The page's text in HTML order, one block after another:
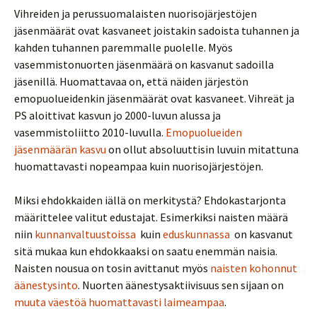
Vihreiden ja perussuomalaisten nuorisojärjestöjen
jäsenmäärät ovat kasvaneet joistakin sadoista tuhannen ja
kahden tuhannen paremmalle puolelle. Myös
vasemmistonuorten jäsenmäärä on kasvanut sadoilla
jäsenillä. Huomattavaa on, että näiden järjestön
emopuolueidenkin jäsenmäärät ovat kasvaneet. Vihreät ja
PS aloittivat kasvun jo 2000-luvun alussa ja
vasemmistoliitto 2010-luvulla. Emopuolueiden
jäsenmäärän kasvu on ollut absoluuttisin luvuin mitattuna
huomattavasti nopeampaa kuin nuorisojärjestöjen.
Miksi ehdokkaiden iällä on merkitystä? Ehdokastarjonta
määrittelee valitut edustajat. Esimerkiksi naisten määrä
niin kunnanvaltuustoissa kuin eduskunnassa on kasvanut
sitä mukaa kun ehdokkaaksi on saatu enemmän naisia.
Naisten nousua on tosin avittanut myös naisten kohonnut
äänestysinto. Nuorten äänestysaktiivisuus sen sijaan on
muuta väestöä huomattavasti laimeampaa.